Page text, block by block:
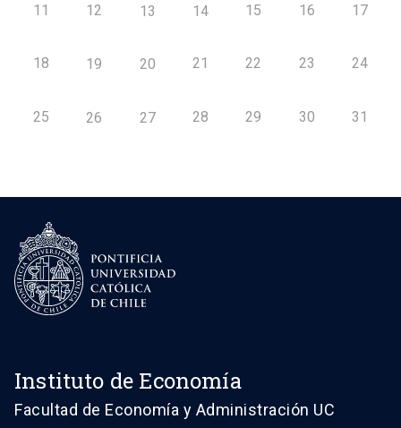
11 12 13 14 15 16 17
18 19 20 21 22 23 24
25 26 27 28 29 30 31
Instituto de Economía
Facultad de Economía y Administración UC